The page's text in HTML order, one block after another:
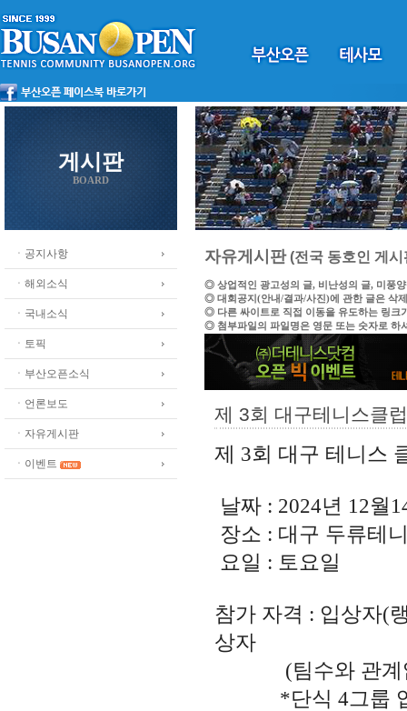
게시판
BOARD
ㆍ공지사항
ㆍ해외소식
ㆍ국내소식
ㆍ토픽
ㆍ부산오픈소식
ㆍ언론보도
ㆍ자유게시판
ㆍ이벤트
자유게시판(전국 동호인 게시
◎ 상업적인 광고성의 글, 비난성의 글, 미풍
◎ 대회공지(안내/결과/사진)에 관한 글은 삭
◎ 다른 싸이트로 직접 이동을 유도하는 링크
◎ 첨부파일의 파일명은 영문 또는 숫자로 하
제 3회 대구테니스클
제 3회 대구 테니스
날짜 : 2024년 12월
장소 : 대구 두류테
요일 : 토요일
참가 자격 : 입상자(
상자
(팀수와 관계없
*단식 4그룹 입